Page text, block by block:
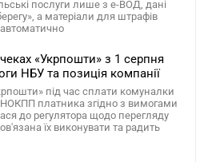
послуги лише з е-ВОД, дані
а матеріали для штрафів
«Укрпошти» з 1 серпня
НБУ та позиція компанії
під час сплати комуналки
платника згідно з вимогами
до регулятора щодо перегляду
їх виконувати та радить